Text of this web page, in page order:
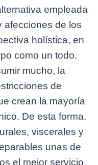
empleada
afecciones de los
holística, en
como un todo.
mucho, la
de
crean la mayoría
De esta forma,
viscerales y
unas de
el mejor servicio